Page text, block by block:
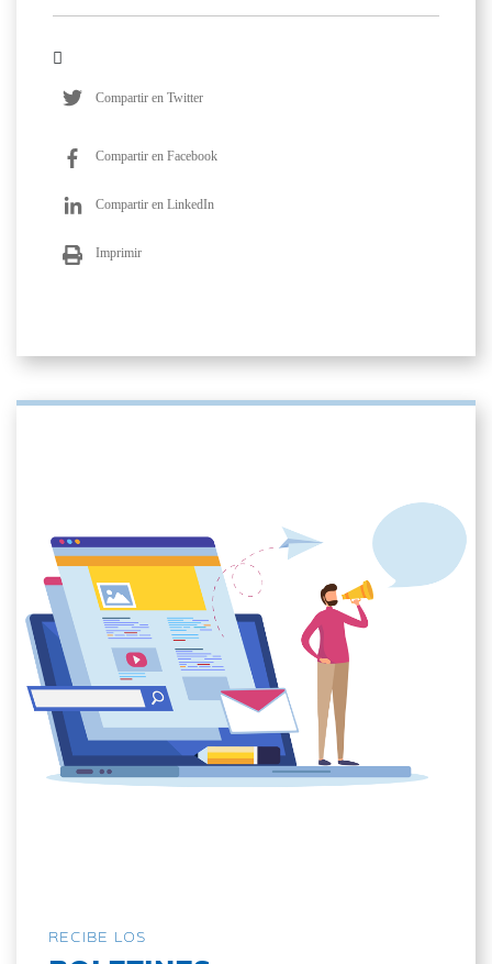
Compartir en Twitter
Compartir en Facebook
Compartir en LinkedIn
Imprimir
RECIBE LOS